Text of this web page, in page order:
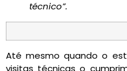
técnico”.
Até mesmo quando o
visitas técnicas o